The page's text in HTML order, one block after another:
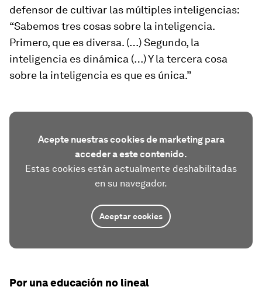
defensor de cultivar las múltiples inteligencias:
“Sabemos tres cosas sobre la inteligencia.
Primero, que es diversa. (…) Segundo, la
inteligencia es dinámica (…) Y la tercera cosa
sobre la inteligencia es que es única.”
Acepte nuestras cookies de marketing para
acceder a este contenido.
Estas cookies están actualmente deshabilitadas
en su navegador.
Aceptar cookies
Por una educación no lineal